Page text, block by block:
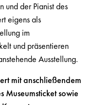
und der Pianist des
eigens als
im
und präsentieren
Ausstellung.
mit anschließendem
Museumsticket sowie